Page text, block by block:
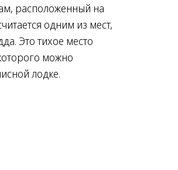
расположенный на
одним из мест,
Это тихое место
можно
лодке.